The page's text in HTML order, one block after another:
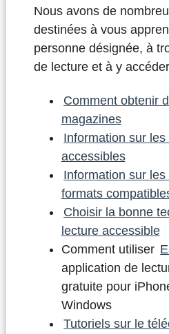
Nous avons de
destinées à vous
personne désignée, à
de lecture et à y
Comment obtenir
magazines
Information sur les
accessibles
Information sur
formats
Choisir la bonne
lecture accessible
Comment utiliser
application de
gratuite pour
Windows
Tutoriels sur le